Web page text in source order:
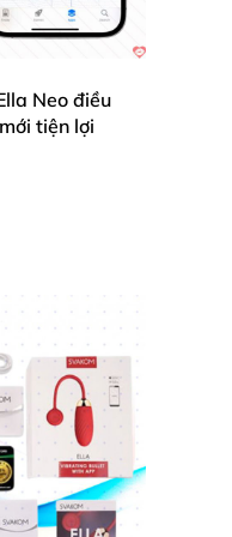
Neo điều
tiện lợi